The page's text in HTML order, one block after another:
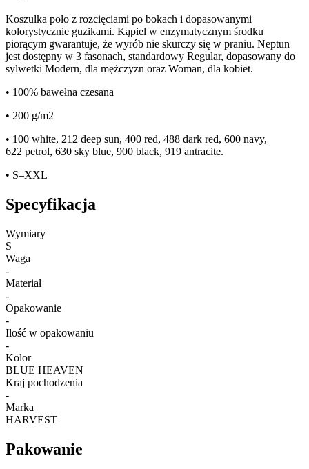
Koszulka polo z rozcięciami po bokach i dopasowanymi
kolorystycznie guzikami. Kąpiel w enzymatycznym środku
piorącym gwarantuje, że wyrób nie skurczy się w praniu. Neptun
jest dostępny w 3 fasonach, standardowy Regular, dopasowany do
sylwetki Modern, dla mężczyzn oraz Woman, dla kobiet.
• 100% bawełna czesana
• 200 g/m2
• 100 white, 212 deep sun, 400 red, 488 dark red, 600 navy,
622 petrol, 630 sky blue, 900 black, 919 antracite.
• S–XXL
Specyfikacja
Wymiary
S
Waga
-
Materiał
-
Opakowanie
-
Ilość w opakowaniu
-
Kolor
BLUE HEAVEN
Kraj pochodzenia
-
Marka
HARVEST
Pakowanie